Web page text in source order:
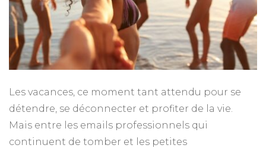
Les vacances, ce moment tant attendu pour se
détendre, se déconnecter et profiter de la vie.
Mais entre les emails professionnels qui
continuent de tomber et les petites